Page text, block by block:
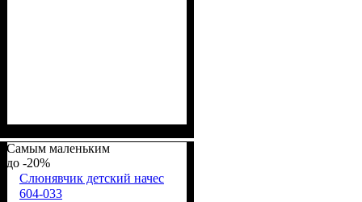
Самым маленьким
-20%
Слюнявчик детский начес
604-033